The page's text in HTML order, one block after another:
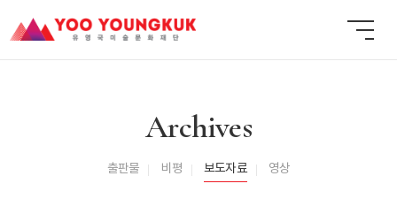
Archives
출판물 비평 보도자료 영상